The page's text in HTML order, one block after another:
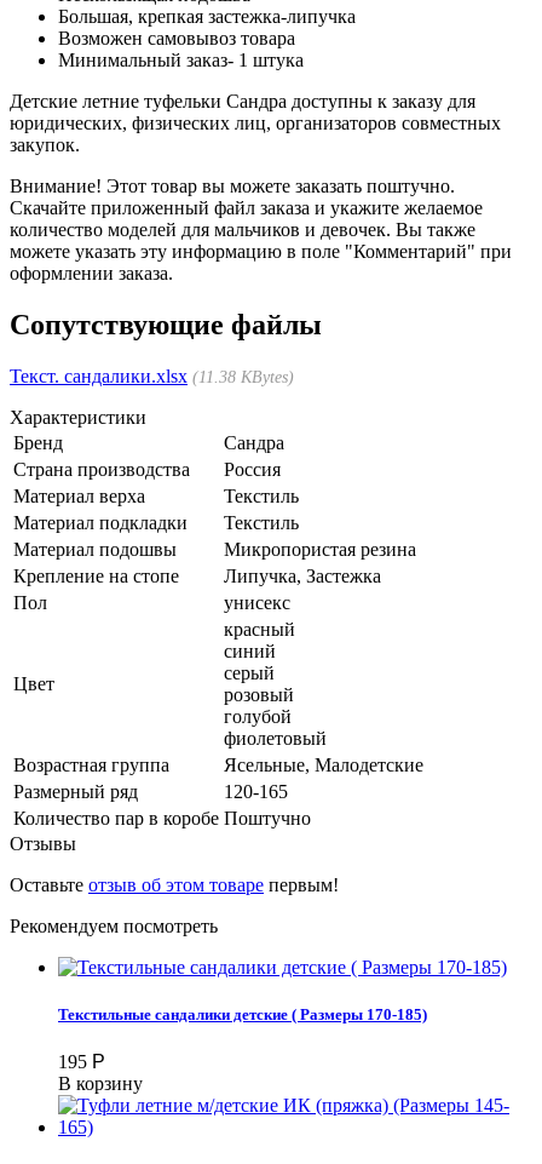
Большая, крепкая застежка-липучка
Возможен самовывоз товара
Минимальный заказ- 1 штука
Детские летние туфельки Сандра доступны к заказу для
юридических, физических лиц, организаторов совместных
закупок.
Внимание! Этот товар вы можете заказать поштучно.
Скачайте приложенный файл заказа и укажите желаемое
количество моделей для мальчиков и девочек. Вы также
можете указать эту информацию в поле "Комментарий" при
оформлении заказа.
Сопутствующие файлы
Текст. сандалики.xlsx 11.38 KBytes
Характеристики
Бренд
Сандра
Страна производства
Россия
Материал верха
Текстиль
Материал подкладки
Текстиль
Материал подошвы
Микропористая резина
Крепление на стопе
Липучка, Застежка
Пол
унисекс
Цвет
красный
синий
серый
розовый
голубой
фиолетовый
Возрастная группа
Ясельные, Малодетские
Размерный ряд
120-165
Количество пар в коробе Поштучно
Отзывы
Оставьте отзыв об этом товаре первым!
Рекомендуем посмотреть
Текстильные сандалики детские ( Размеры 170-185)
195 Р
В корзину